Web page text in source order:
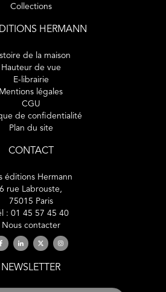
Collections
HERMANN
de la maison
Hauteur de vue
E-librairie
Mentions légales
CGU
de confidentialité
Plan du site
CONTACT
éditions Hermann
6 rue Labrouste,
75015 Paris
: 01 45 57 45 40
Nous contacter
NEWSLETTER